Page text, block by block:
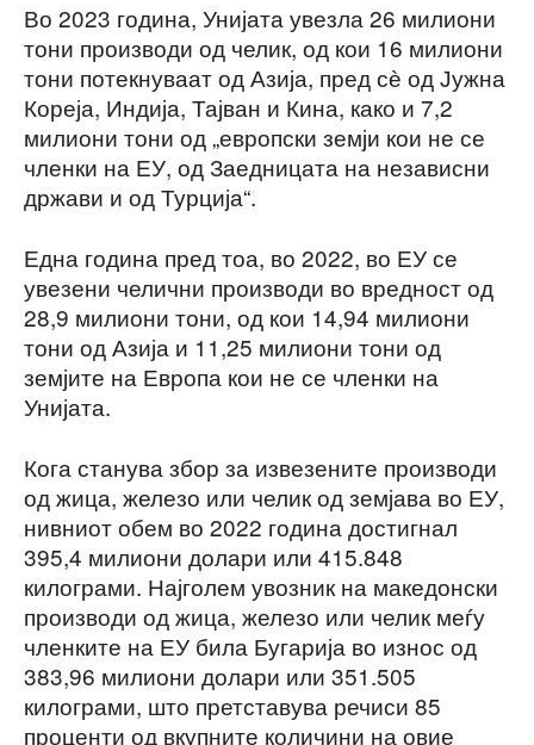
Во 2023 година, Унијата увезла 26 милиони
тони производи од челик, од кои 16 милиони
тони потекнуваат од Азија, пред сѐ од Јужна
Кореја, Индија, Тајван и Кина, како и 7,2
милиони тони од „европски земји кои не се
членки на ЕУ, од Заедницата на независни
држави и од Турција“.
Една година пред тоа, во 2022, во ЕУ се
увезени челични производи во вредност од
28,9 милиони тони, од кои 14,94 милиони
тони од Азија и 11,25 милиони тони од
земјите на Европа кои не се членки на
Унијата.
Кога станува збор за извезените производи
од жица, железо или челик од земјава во ЕУ,
нивниот обем во 2022 година достигнал
395,4 милиони долари или 415.848
килограми. Најголем увозник на македонски
производи од жица, железо или челик меѓу
членките на ЕУ била Бугарија во износ од
383,96 милиони долари или 351.505
килограми, што претставува речиси 85
проценти од вкупните количини на овие